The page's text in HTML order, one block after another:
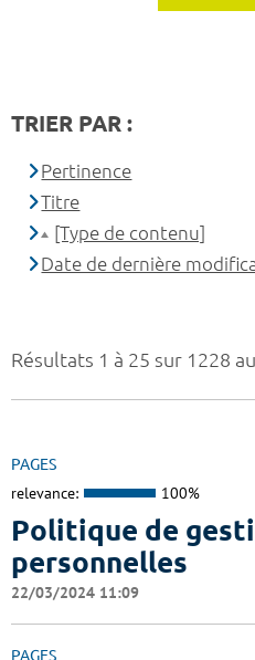
Résultats 1 à 25 sur 1228
PAGES
relevance: 100%
Politique de
personnelles
22/03/2024 11:09
PAGES
TRIER PAR :
Pertinence
Titre
[Type de contenu]
Date de dernière